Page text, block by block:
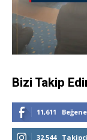
Bizi Takip
11,611
32,544